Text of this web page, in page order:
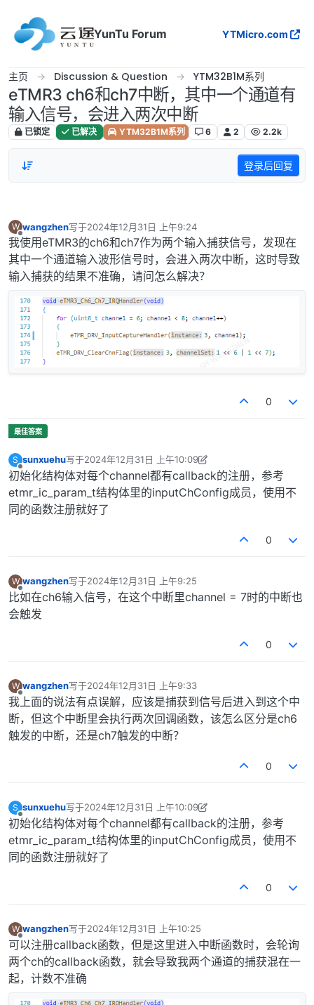
YunTu Forum
YTMicro.com
主页 Discussion & Question YTM32B1M系列
eTMR3 ch6和ch7中断，其中一个通道有
输入信号，会进入两次中断
已锁定 已解决 YTM32B1M系列 6 2 2.2k
登录后回复
W
离线
wangzhen写于2024年12月31日 上午9:24
最后由 编辑
我使用eTMR3的ch6和ch7作为两个输入捕获信号，发现在
其中一个通道输入波形信号时，会进入两次中断，这时导致
输入捕获的结果不准确，请问怎么解决？
0
S
离线
sunxuehu写于2024年12月31日 上午10:09
最后由 sunxuehu 编辑2024年12月31日 下午6:11
初始化结构体对每个channel都有callback的注册，参考
etmr_ic_param_t结构体里的inputChConfig成员，使用不
同的函数注册就好了
0
W
离线
wangzhen写于2024年12月31日 上午9:25
最后由 编辑
比如在ch6输入信号，在这个中断里channel = 7时的中断也
会触发
0
W
离线
wangzhen写于2024年12月31日 上午9:33
最后由 编辑
我上面的说法有点误解，应该是捕获到信号后进入到这个中
断，但这个中断里会执行两次回调函数，该怎么区分是ch6
触发的中断，还是ch7触发的中断？
0
S
离线
sunxuehu写于2024年12月31日 上午10:09
最后由 sunxuehu 编辑2024年12月31日 下午6:11
初始化结构体对每个channel都有callback的注册，参考
etmr_ic_param_t结构体里的inputChConfig成员，使用不
同的函数注册就好了
0
W
离线
wangzhen写于2024年12月31日 上午10:25
最后由 编辑
可以注册callback函数，但是这里进入中断函数时，会轮询
两个ch的callback函数，就会导致我两个通道的捕获混在一
起，计数不准确